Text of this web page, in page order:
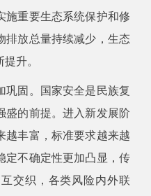
施重要生态系统保护和修
排放总量持续减少，生态
升。
巩固。国家安全是民族复
盛的前提。进入新发展阶
越丰富，标准要求越来越
定不确定性更加凸显，传
交织，各类风险内外联